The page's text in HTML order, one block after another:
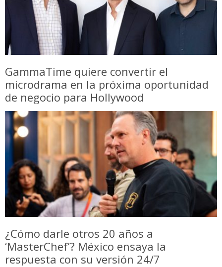
GammaTime quiere convertir el
microdrama en la próxima oportunidad
de negocio para Hollywood
¿Cómo darle otros 20 años a
‘MasterChef’? México ensaya la
respuesta con su versión 24/7